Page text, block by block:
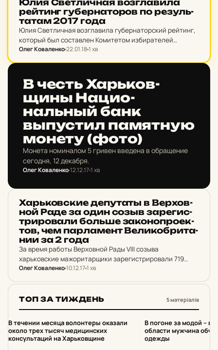
Юлия Свет­лич­ная воз­гла­ви­ла
рей­тинг гу­бер­на­то­ров по ре­зуль­
та­там 2017 года
Юлия Светличная возглавила губернаторский рейтинг,
который был составлен Комитетом избирателей
Украины и экспертами со всей Украины.
Олег Коваленко22.01.181 хв
В честь Харь­ков­
щины На­ци­о­
нальный банк
выпус­тил па­мят­ную
монету (фото)
Монета номиналом 5 гривен введена в обращение
сегодня, 12 декабря.
Олег Коваленко12.12.171 хв
НОВИНИ ХАРКОВА
Харь­ков­ские де­пу­таты в Вер­хов­
ной Раде за один созыв за­ре­гис­
три­ро­ва­ли больше за­ко­ноп­ро­ек­
тов, чем пар­ла­мент Ве­ли­коб­ри­та­
нии за 2 года
За время работы Верховной Рады VIII созыва
харьковские мажоритарщики зарегистрировали 719
законопроектов, из которых 57 было принято. Почти
Олег Коваленко10.12.171 хв
ТОП ЗА ТИЖДЕНЬ 5 матеріалів
1
В течении месяца волонтеры оказали
около трех тысяч медицинских
консультаций на Харьковщине
2
В погоне за модой – в
области мужчина
одежды